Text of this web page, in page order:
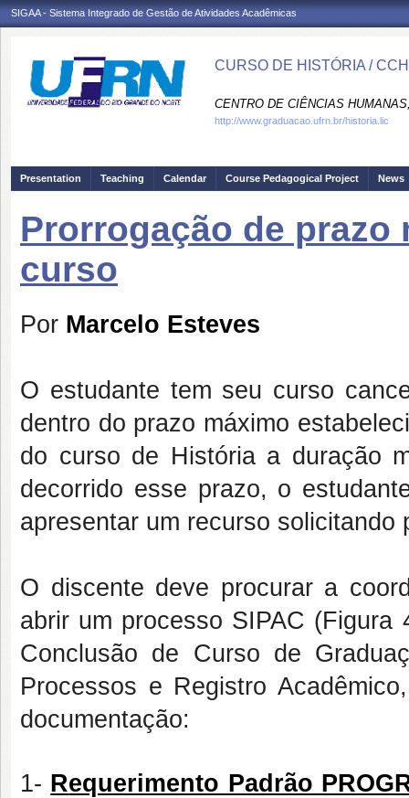
SIGAA - Sistema Integrado de Gestão de Atividades Acadêmicas
CURSO DE HISTÓRIA /
CENTRO DE CIÊNCIAS
http://www.graduacao.ufrn.br/historia.lic
Presentation Teaching Calendar Course Pedagogical Project News
Prorrogação de prazo
curso
Por Marcelo Esteves
O estudante tem seu curso
dentro do prazo máximo
do curso de História a duração
decorrido esse prazo, o
apresentar um recurso solicitando
O discente deve procurar a
abrir um processo SIPAC (Figura
Conclusão de Curso de
Processos e Registro
documentação:
1- Requerimento Padrão